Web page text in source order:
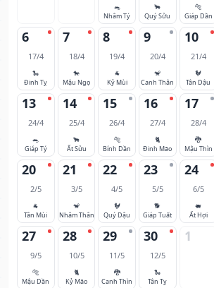
🐀
Nhâm Tý
🐂
Quý Sửu
🐅
Giáp Dần
6
17/4
🐍
Đinh Tỵ
7
18/4
🐎
Mậu Ngọ
8
19/4
🐐
Kỷ Mùi
9
20/4
🐒
Canh Thân
10
21/4
🐓
Tân Dậu
13
24/4
🐀
Giáp Tý
14
25/4
🐂
Ất Sửu
15
26/4
🐅
Bính Dần
16
27/4
🐈
Đinh Mão
17
28/4
🐉
Mậu Thìn
20
2/5
🐐
Tân Mùi
21
3/5
🐒
Nhâm Thân
22
4/5
🐓
Quý Dậu
23
5/5
🐕
Giáp Tuất
24
6/5
🐖
Ất Hợi
27
9/5
🐅
Mậu Dần
28
10/5
🐈
Kỷ Mão
29
11/5
🐉
Canh Thìn
30
12/5
🐍
Tân Tỵ
1